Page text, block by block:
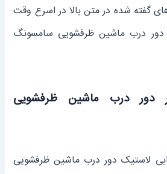
گفته شده در متن بالا در اسرع وقت
درب ماشین ظرفشویی سامسونگ
دور درب ماشین ظرفشویی
لاستیک دور درب ماشین ظرفشویی